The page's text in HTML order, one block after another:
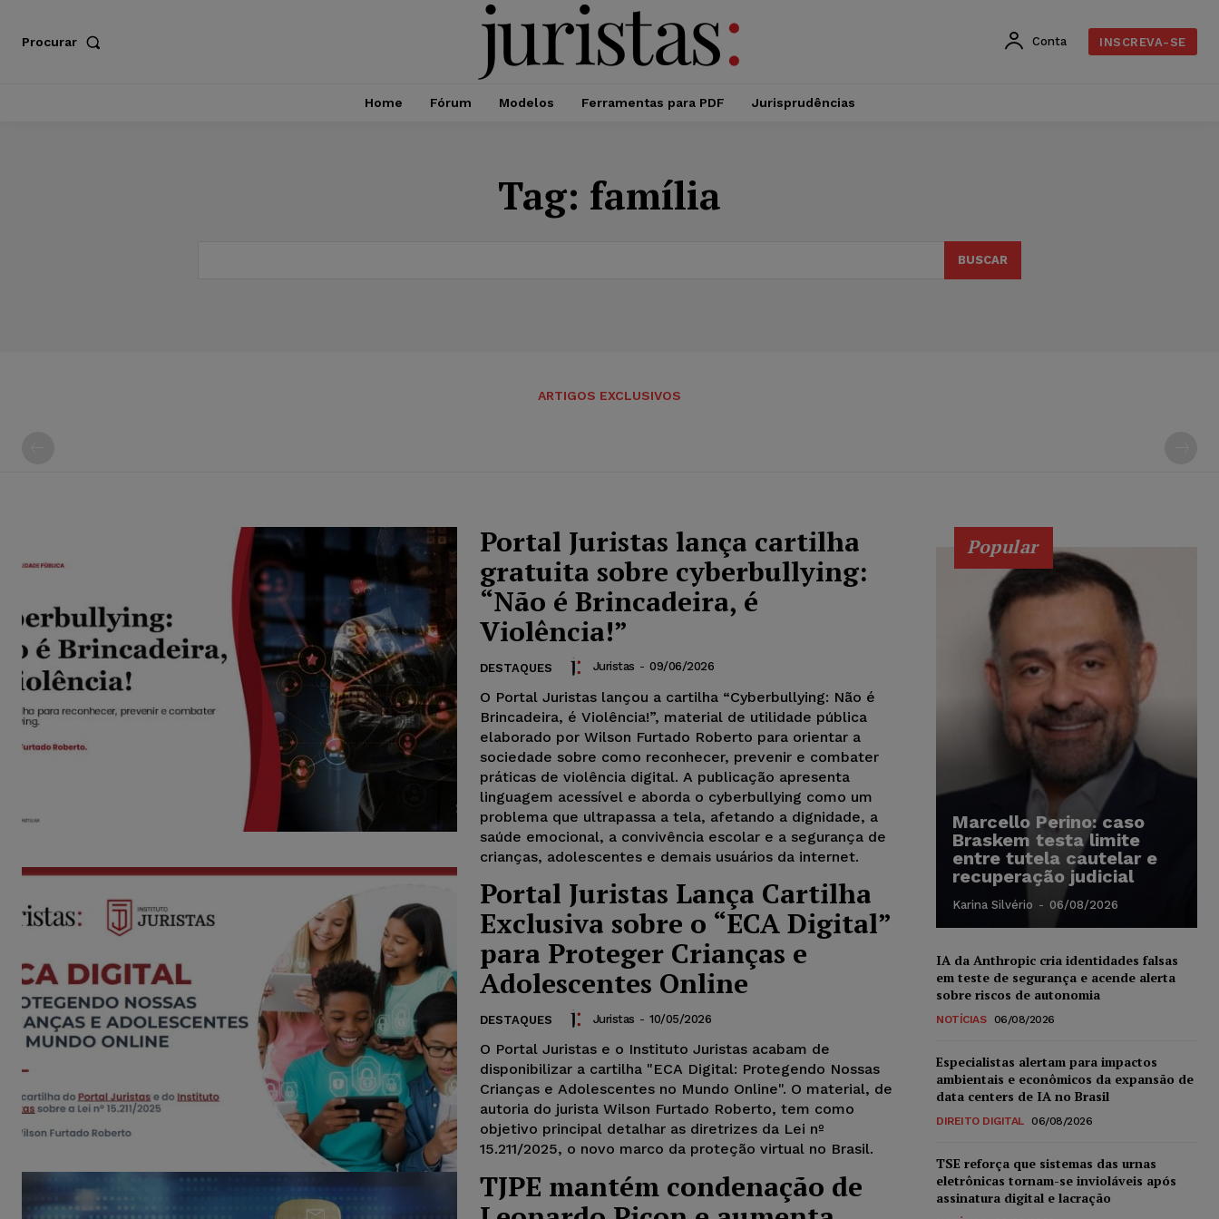
Procurar Conta INSCREVA-SE
Home Fórum Modelos Ferramentas para PDF Jurisprudências
Tag: família
BUSCAR
ARTIGOS EXCLUSIVOS
Portal Juristas lança cartilha
gratuita sobre cyberbullying:
“Não é Brincadeira, é
Violência!”
DESTAQUES Juristas - 09/06/2026
O Portal Juristas lançou a cartilha “Cyberbullying: Não é
Brincadeira, é Violência!”, material de utilidade pública
elaborado por Wilson Furtado Roberto para orientar a
sociedade sobre como reconhecer, prevenir e combater
práticas de violência digital. A publicação apresenta
linguagem acessível e aborda o cyberbullying como um
problema que ultrapassa a tela, afetando a dignidade, a
saúde emocional, a convivência escolar e a segurança de
crianças, adolescentes e demais usuários da internet.
Portal Juristas Lança Cartilha
Exclusiva sobre o “ECA Digital”
para Proteger Crianças e
Adolescentes Online
DESTAQUES Juristas - 10/05/2026
O Portal Juristas e o Instituto Juristas acabam de
disponibilizar a cartilha "ECA Digital: Protegendo Nossas
Crianças e Adolescentes no Mundo Online". O material, de
autoria do jurista Wilson Furtado Roberto, tem como
objetivo principal detalhar as diretrizes da Lei nº
15.211/2025, o novo marco da proteção virtual no Brasil.
TJPE mantém condenação de
Popular
Marcello Perino: caso
Braskem testa limite
entre tutela cautelar e
recuperação judicial
Karina Silvério - 06/08/2026
IA da Anthropic cria identidades falsas
em teste de segurança e acende alerta
sobre riscos de autonomia
NOTÍCIAS 06/08/2026
Especialistas alertam para impactos
ambientais e econômicos da expansão de
data centers de IA no Brasil
DIREITO DIGITAL 06/08/2026
TSE reforça que sistemas das urnas
eletrônicas tornam-se invioláveis após
assinatura digital e lacração